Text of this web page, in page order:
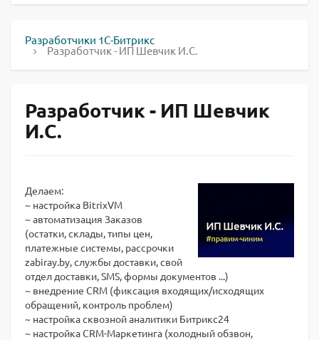
Разработчики 1С-Битрикс
Разработчик - ИП Шевчик И.С.
Разработчик - ИП Шевчик
И.С.
Делаем:
~ настройка BitrixVM
~ автоматизация Заказов
(остатки, склады, типы цен,
платежные системы, рассрочки
zabiray.by, службы доставки, свой
отдел доставки, SMS, формы документов ...)
~ внедрение CRM (фиксация входящих/исходящих
обращений, контроль проблем)
~ настройка сквозной аналитики Битрикс24
~ настройка CRM-Маркетинга (холодный обзвон,